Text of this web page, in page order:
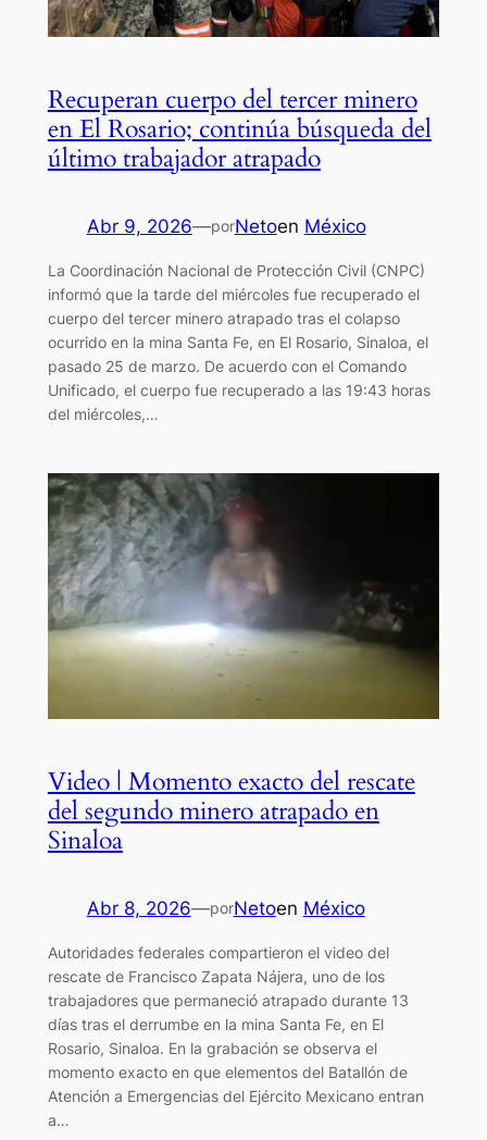
Recuperan cuerpo del tercer minero
en El Rosario; continúa búsqueda del
último trabajador atrapado
Abr 9, 2026—porNetoen México
La Coordinación Nacional de Protección Civil (CNPC)
informó que la tarde del miércoles fue recuperado el
cuerpo del tercer minero atrapado tras el colapso
ocurrido en la mina Santa Fe, en El Rosario, Sinaloa, el
pasado 25 de marzo. De acuerdo con el Comando
Unificado, el cuerpo fue recuperado a las 19:43 horas
del miércoles,…
Video | Momento exacto del rescate
del segundo minero atrapado en
Sinaloa
Abr 8, 2026—porNetoen México
Autoridades federales compartieron el video del
rescate de Francisco Zapata Nájera, uno de los
trabajadores que permaneció atrapado durante 13
días tras el derrumbe en la mina Santa Fe, en El
Rosario, Sinaloa. En la grabación se observa el
momento exacto en que elementos del Batallón de
Atención a Emergencias del Ejército Mexicano entran
a…